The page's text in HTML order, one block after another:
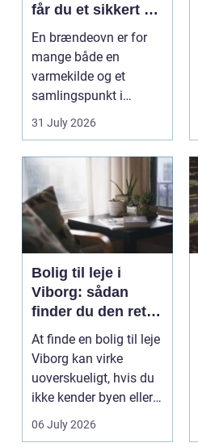
får du et sikkert og
smukt resultat
En brændeovn er for
mange både en
varmekilde og et
samlingspunkt i
hjemmet. Flammerne
31 July 2026
Bolig til leje i
Viborg: sådan
finder du den rette
lejlighed
At finde en bolig til leje
Viborg kan virke
uoverskueligt, hvis du
ikke kender byen eller
det lokale...
06 July 2026